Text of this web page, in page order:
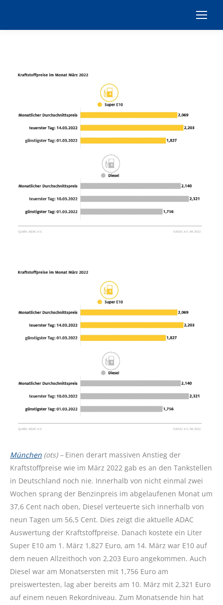
München (ots) – Einen derart massiven Anstieg der
Kraftstoffpreise wie im März 2022 gab es an den Tankstellen
in Deutschland noch nie. Innerhalb von nicht einmal zwei
Wochen sprang der Benzinpreis im abgelaufenen Monat um
37,6 Cent nach oben, Diesel verteuerte sich innerhalb von
neun Tagen um 56,5 Cent. Dies zeigt die aktuelle ADAC
Auswertung der Kraftstoffpreise. Danach kostete ein Liter
Super E10 am 1. März 1,827 Euro, am 14. März war E10 auf
dem neuen Allzeithoch von 2,203 Euro angekommen. Auch
Diesel war am Monatsersten mit 1,756 Euro am
preiswertesten, lag aber bereits am 10. März mit 2,321 Euro
auf einem neuen Rekordniveau. Zum Monatsende hin hat